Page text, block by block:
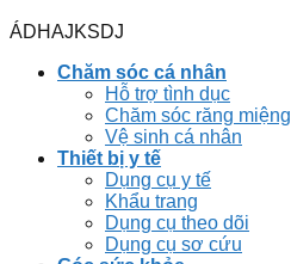
ÁDHAJKSDJ
Chăm sóc cá nhân
Hỗ trợ tình dục
Chăm sóc răng miệng
Vệ sinh cá nhân
Thiết bị y tế
Dụng cụ y tế
Khẩu trang
Dụng cụ theo dõi
Dụng cụ sơ cứu